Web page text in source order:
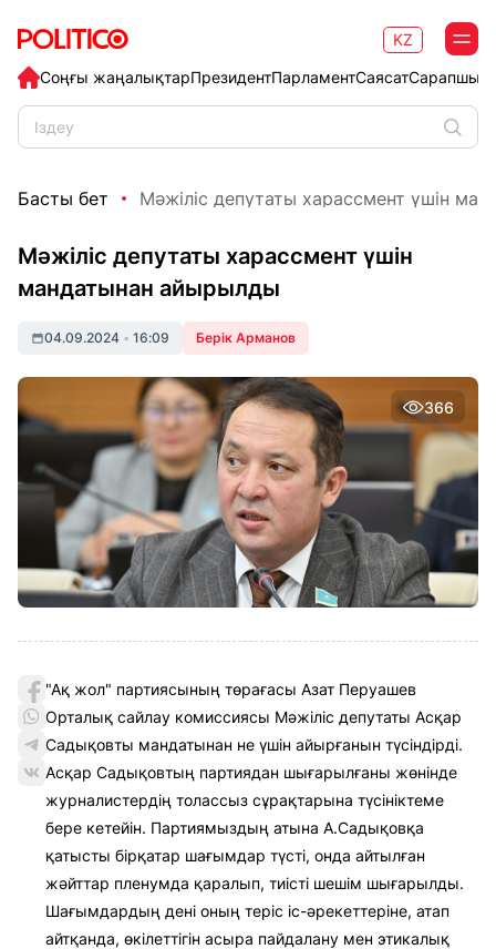
Соңғы жаңалықтарПрезидентПарламентСаясат
KZ
Басты бет Мәжіліс депутаты харассмент үшін
Мәжіліс депутаты харассмент үшін
мандатынан айырылды
04.09.2024 • 16:09 Берік Арманов
366
"Ақ жол" партиясының төрағасы Азат Перуашев
Орталық сайлау комиссиясы Мәжіліс депутаты Асқар
Садықовты мандатынан не үшін айырғанын түсіндірді.
Асқар Садықовтың партиядан шығарылғаны жөнінде
журналистердің толассыз сұрақтарына түсініктеме
бере кетейін. Партиямыздың атына А.Садықовқа
қатысты бірқатар шағымдар түсті, онда айтылған
жәйттар пленумда қаралып, тиісті шешім шығарылды.
Шағымдардың дені оның теріс іс-әрекеттеріне, атап
айтқанда, өкілеттігін асыра пайдалану мен этикалық